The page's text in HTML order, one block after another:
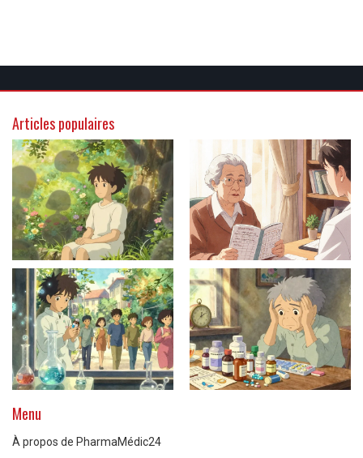
Articles populaires
Menu
À propos de PharmaMédic24